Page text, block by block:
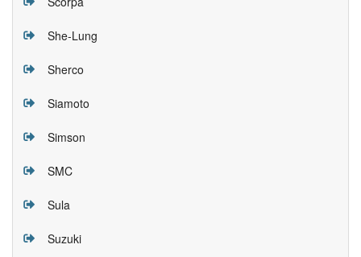
She-Lung
Sherco
Siamoto
Simson
SMC
Sula
Suzuki